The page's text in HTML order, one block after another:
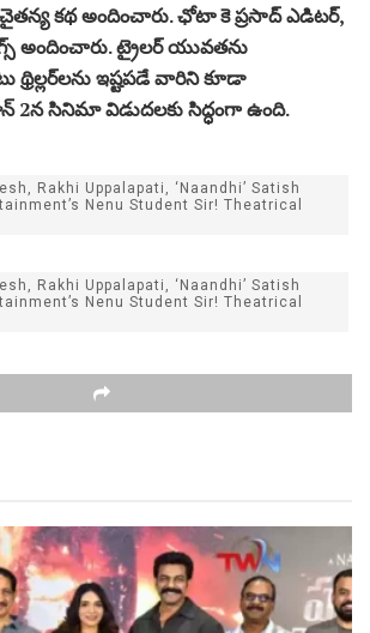
చైతన్య కథ అందించారు. ఛోటా కె ప్రసాద్ ఎడిటర్,
అందించారు. ట్రైలర్ యువతను
థ్రిల్లర్‌లను ఇష్టపడే వారిని కూడా
2న సినిమా విడుదలకు సిద్ధంగా ఉంది.
Rakhi Uppalapati, ‘Naandhi’ Satish
Nenu Student Sir! Theatrical
Rakhi Uppalapati, ‘Naandhi’ Satish
Nenu Student Sir! Theatrical